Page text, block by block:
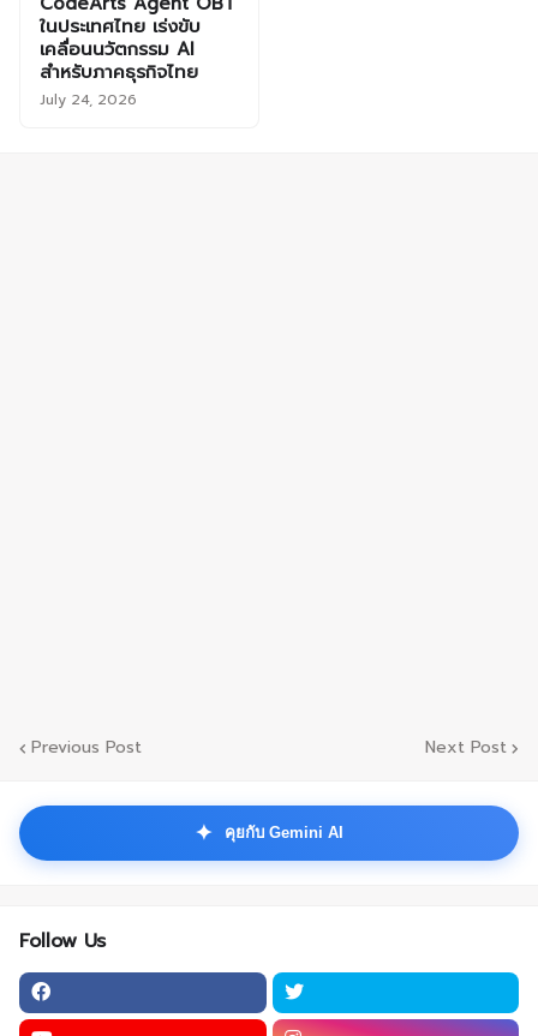
ในประเทศไทย เร่งขับ
เคลื่อนนวัตกรรม AI
สำหรับภาคธุรกิจไทย
July 24, 2026
Previous Post Next Post
✦ คุยกับ Gemini AI
Follow Us